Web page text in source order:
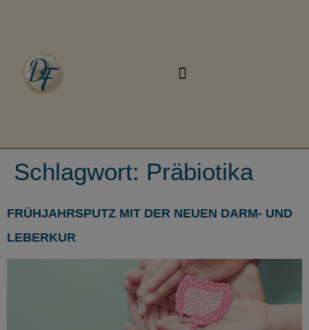
Schlagwort: Präbiotika
FRÜHJAHRSPUTZ MIT DER NEUEN DARM- UND
LEBERKUR